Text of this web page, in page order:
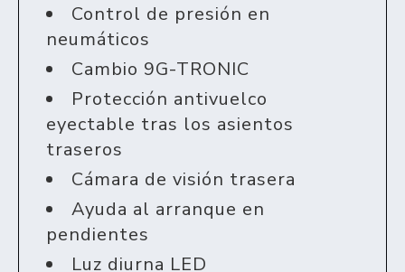
Control de presión en
neumáticos
Cambio 9G-TRONIC
Protección antivuelco
eyectable tras los asientos
traseros
Cámara de visión trasera
Ayuda al arranque en
pendientes
Luz diurna LED